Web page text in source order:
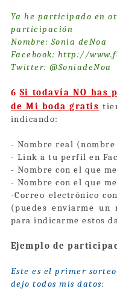
Ya he participado en
participación
Nombre: Sonia deNoa
Facebook: http://
Twitter: @SoniadeNoa
6 Si todavía NO has
de Mi boda gratis
indicando:
- Nombre real
- Link a tu perfil en
- Nombre con el que
- Nombre con el que
-Correo electrónico
(puedes enviarme un
para indicarme estos
Ejemplo de
Este es el primer
dejo todos mis datos: